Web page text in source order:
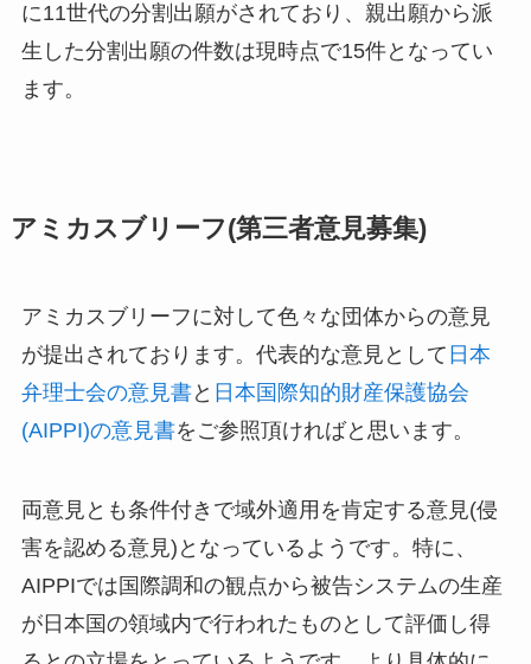
に11世代の分割出願がされており、親出願から派
生した分割出願の件数は現時点で15件となってい
ます。
アミカスブリーフ(第三者意見募集)
アミカスブリーフに対して色々な団体からの意見
が提出されております。代表的な意見として 日本
弁理士会の意見書と 日本国際知的財産保護協会
(AIPPI)の意見書をご参照頂ければと思います。
両意見とも条件付きで域外適用を肯定する意見(侵
害を認める意見)となっているようです。特に、
AIPPIでは国際調和の観点から被告システムの生産
が日本国の領域内で行われたものとして評価し得